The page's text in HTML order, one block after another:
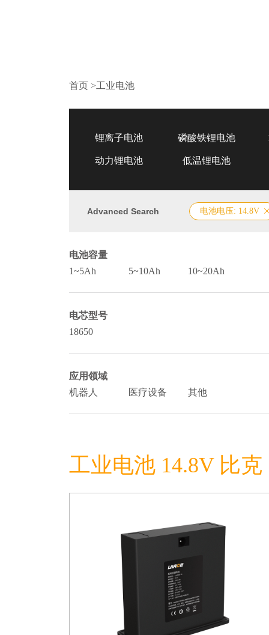
首页 >工业电池
锂离子电池 磷酸铁锂电池
动力锂电池 低温锂电池
Advanced Search 电池电压: 14.8V
电池容量
1~5Ah
5~10Ah 10~20Ah
电芯型号
18650
应用领域
机器人
医疗设备 其他
工业电池 14.8V 比克